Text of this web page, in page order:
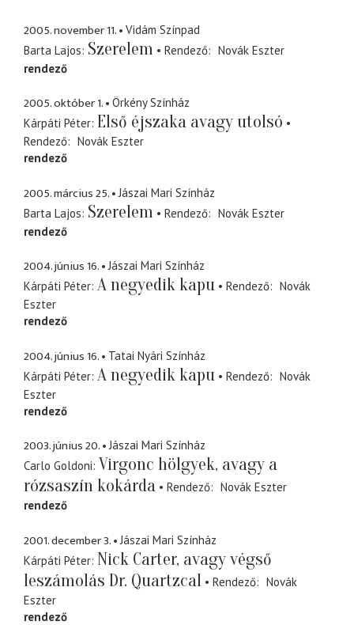
2005. november 11.
Vidám Színpad
Barta Lajos Szerelem Rendező
Novák Eszter
rendező
2005. október 1.
Örkény Színház
Kárpáti Péter Első éjszaka avagy utolsó
Rendező
Novák Eszter
rendező
2005. március 25.
Jászai Mari Színház
Barta Lajos Szerelem Rendező
Novák Eszter
rendező
2004. június 16.
Jászai Mari Színház
Kárpáti Péter A negyedik kapu Rendező
Novák
Eszter
rendező
2004. június 16.
Tatai Nyári Színház
Kárpáti Péter A negyedik kapu Rendező
Novák
Eszter
rendező
2003. június 20.
Jászai Mari Színház
Carlo Goldoni Virgonc hölgyek, avagy a
rózsaszín kokárda
Rendező
Novák Eszter
rendező
2001. december 3.
Jászai Mari Színház
Kárpáti Péter Nick Carter, avagy végső
leszámolás Dr. Quartzcal
Rendező
Novák
Eszter
rendező